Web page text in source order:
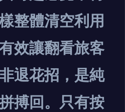
整體清空利用
效讓翻看旅客
退花招，是純
搏回。只有按